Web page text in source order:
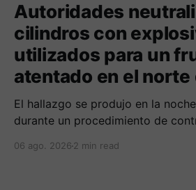
Autoridades
cilindros con
utilizados para un
atentado en el norte
El hallazgo se produjo en la
durante un procedimiento de
06 ago. 2026 2 min read